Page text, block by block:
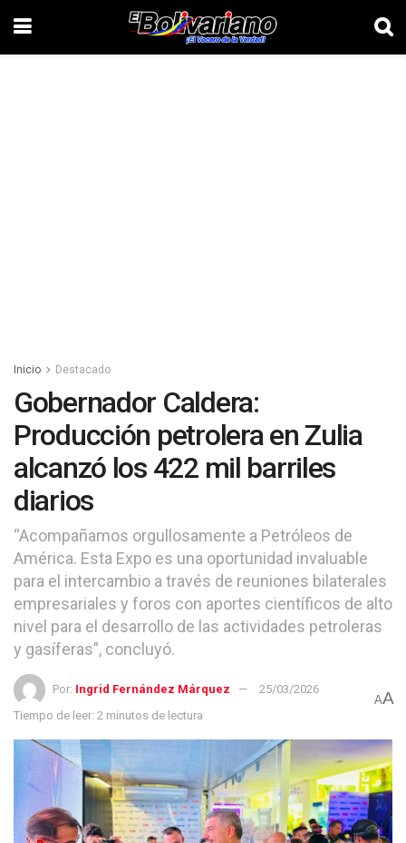
Inicio Destacado
Gobernador Caldera:
Producción petrolera en Zulia
alcanzó los 422 mil barriles
diarios
“Acompañamos orgullosamente a Petróleos de
América. Esta Expo es una oportunidad invaluable
para el intercambio a través de reuniones bilaterales
empresariales y foros con aportes científicos de alto
nivel para el desarrollo de las actividades petroleras
y gasíferas”, concluyó.
Por: Ingrid Fernández Márquez
25/03/2026
Tiempo de leer: 2 minutos de lectura
AA